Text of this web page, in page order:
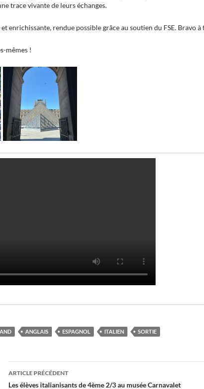
trace vivante de leurs échanges.
enrichissante, rendue possible grâce au soutien du FSE. Bravo
mêmes !
ANGLAIS ESPAGNOL ITALIEN SORTIE
Navigation
ARTICLE PRÉCÉDENT
Les élèves italianisants de 4ème 2/3 au musée Carnavalet